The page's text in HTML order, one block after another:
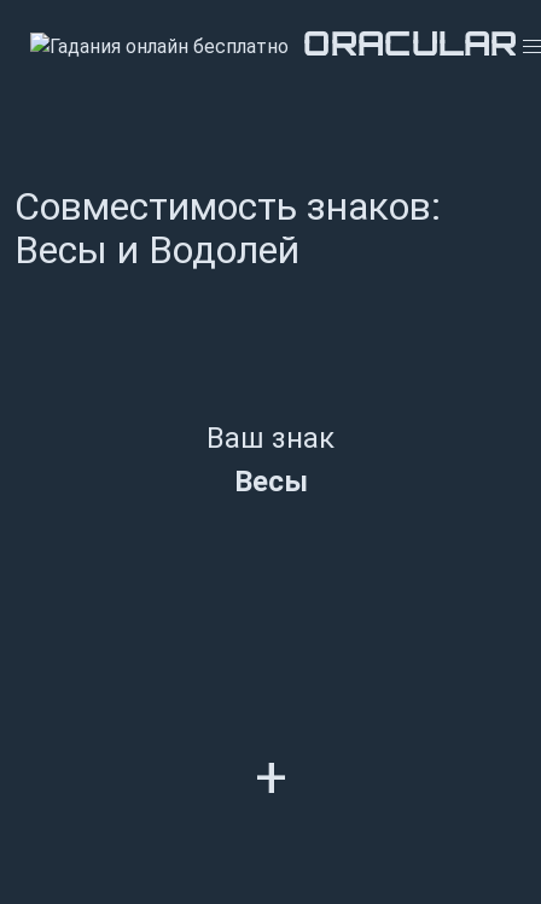
ORACULAR
ORACULAR
ORACULAR
Совместимость знаков:
Весы и Водолей
Ваш знак
Весы
+